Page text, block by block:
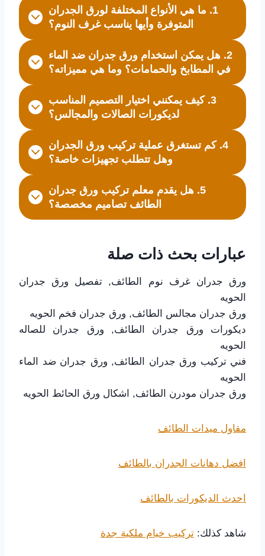
1. ما هي الأنواع المختلفة لورق الجدران
المتوفرة وأيها يناسب غرف النوم؟
2. هل يمكن استخدام ورق جدران ضد الماء
في المطابخ والحمامات؟ وما هي مميزاته؟
3. كيف يمكنني اختيار التصميم المناسب
لديكورات الصالات والمجالس؟
4. كم تستغرق عملية تركيب ورق الجدران
وهل تتطلب تجهيزات خاصة؟
5. هل يقدم معلم تركيب ورق جدران
الطائف تصاميم مخصصة؟
عبارات بحث ذات صلة
ورق جدران غرف نوم الطائف, تفصيل ورق جدران
الحويه
ورق جدران مجالس الطائف, ورق جدران فخم الحويه
ديكورات ورق جدران الطائف, ورق جدران للصاله
الحويه
فني تركيب ورق جدران الطائف, ورق جدران ضد الماء
الحويه
ورق جدران مودرن الطائف, اشكال ورق الحائط الحويه
مقاول ميدات الطائف
افضل دهانات الجدران بالطائف
احدث الديكورات بالطائف
شاهد كذلك: تركيب خيام ملكية جدة